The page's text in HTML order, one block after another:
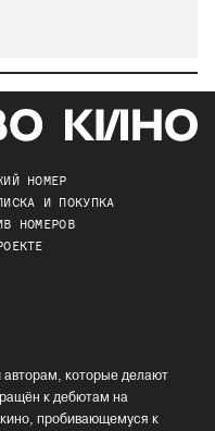
НОМЕР
И ПОКУПКА
НОМЕРОВ
которые делают
к дебютам на
пробивающемуся к